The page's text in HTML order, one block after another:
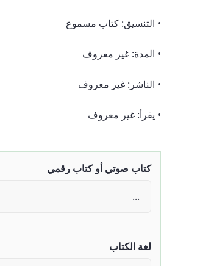
• التنسيق: كتاب مسموع
• المدة: غير معروف
• الناشر: غير معروف
• يقرأ: غير معروف
كتاب صوتي أو كتاب رقمي
لغة الكتاب